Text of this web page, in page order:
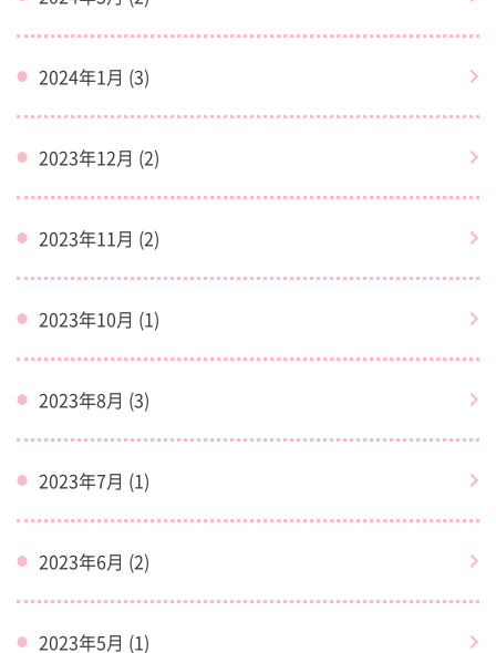
2024年1月 (3)
2023年12月 (2)
2023年11月 (2)
2023年10月 (1)
2023年8月 (3)
2023年7月 (1)
2023年6月 (2)
2023年5月 (1)